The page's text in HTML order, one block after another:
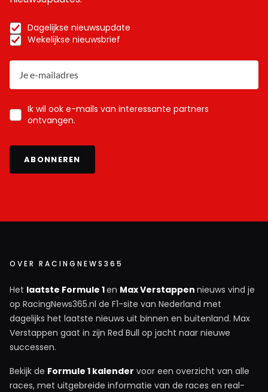
Dagelijkse nieuwsupdate
Wekelijkse nieuwsbrief
Ik wil ook e-mails van interessante partners
ontvangen.
ABONNEREN
OVER RACINGNEWS365
Het laatste Formule 1en Max Verstappen nieuws vind je
op RacingNews365.nl de F1-site van Nederland met
dagelijks het laatste nieuws uit binnen en buitenland. Max
Verstappen gaat in zijn Red Bull op jacht naar nieuwe
successen.
Bekijk de Formule 1 kalender voor een overzicht van alle
races, met uitgebreide informatie van de races en real-